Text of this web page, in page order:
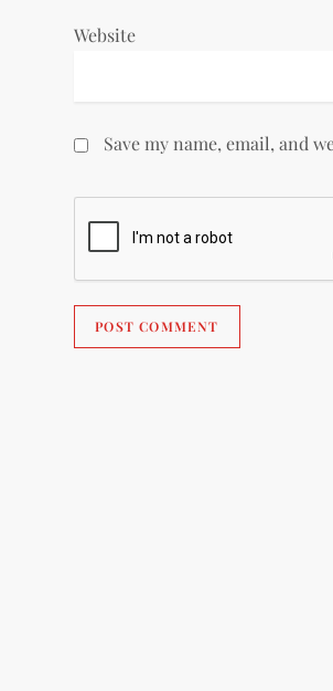
Website
Save my name, email, and